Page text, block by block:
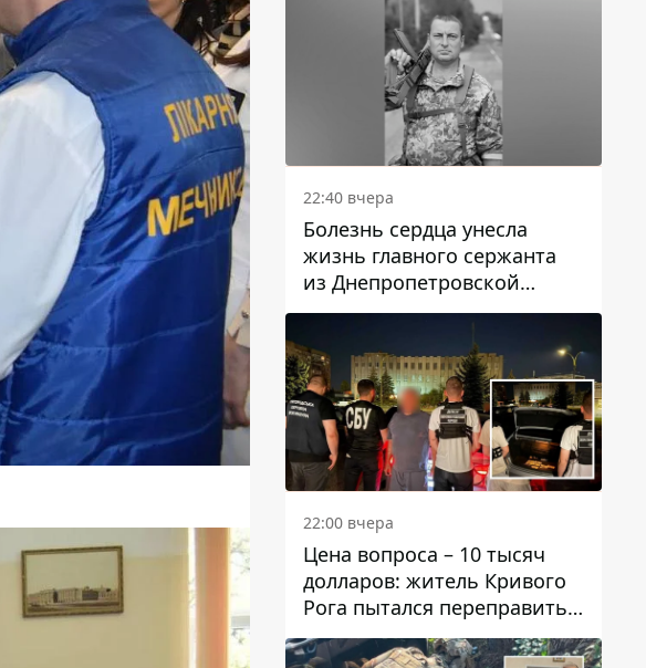
22:40 вчера
Болезнь сердца унесла
жизнь главного сержанта
из Днепропетровской
области Юрия Свистуна
22:00 вчера
Цена вопроса – 10 тысяч
долларов: житель Кривого
Рога пытался переправить
мужчину в Словакию